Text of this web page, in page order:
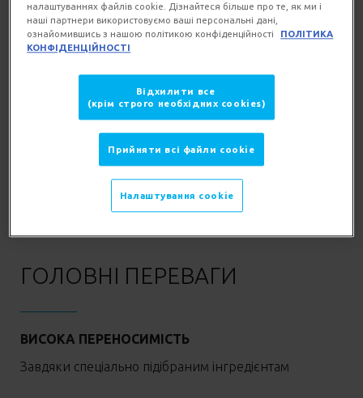
Очищує гіперчутливу шкіру та знімає макіяж
Cпеціально підібрані інгредієнти для високої
Зменшує почервоніння, знімає відчуття
стягнутості
ГОЛОВНІ ПЕРЕВАГИ
ВИСОКА ПЕРЕНОСИМІСТЬ
Завдяки спеціально підібраним інгредієнтам
налаштуваннях файлів cookie. Дізнайтеся більше про те, як ми і
наші партнери використовуємо ваші персональні дані,
ознайомившись з нашою політикою конфіденційності
ПОЛІТИКА
КОНФІДЕНЦІЙНОСТІ
Відхилити все
(крім строго необхідних cookies)
Прийняти всі файли сookie
Налаштування cookie